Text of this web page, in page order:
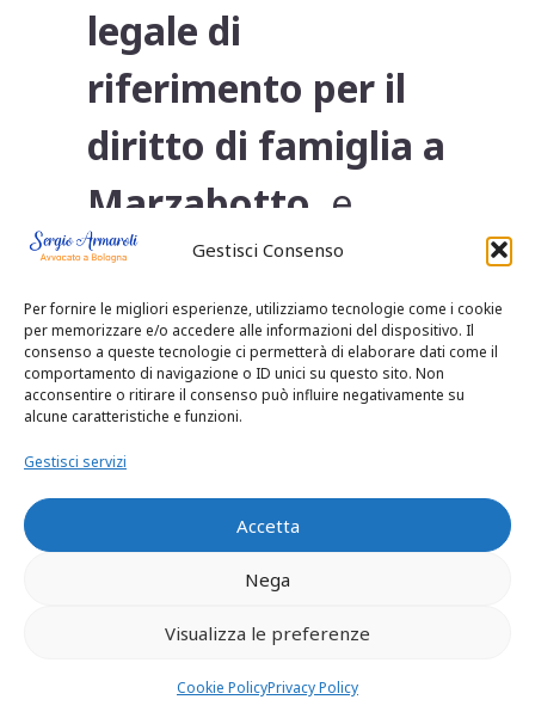
Gestisci Consenso
Per fornire le migliori esperienze, utilizziamo tecnologie come i cookie
per memorizzare e/o accedere alle informazioni del dispositivo. Il
consenso a queste tecnologie ci permetterà di elaborare dati come il
comportamento di navigazione o ID unici su questo sito. Non
acconsentire o ritirare il consenso può influire negativamente su
alcune caratteristiche e funzioni.
Gestisci servizi
Accetta
Nega
Visualizza le preferenze
Cookie PolicyPrivacy Policy
legale di
riferimento per il
diritto di famiglia a
Marzabotto , e
garantiamo
consulenze anche
da remotocon
collegamenti
video, senza
doverti spostare a
Bologna per ogni